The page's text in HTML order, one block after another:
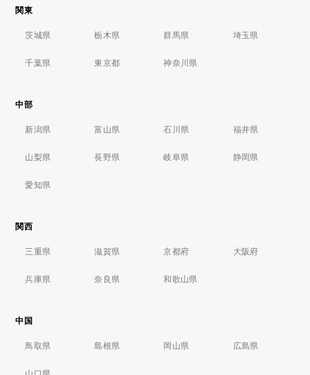
関東
茨城県 栃木県 群馬県 埼玉県
千葉県 東京都 神奈川県
中部
新潟県 富山県 石川県 福井県
山梨県 長野県 岐阜県 静岡県
愛知県
関西
三重県 滋賀県 京都府 大阪府
兵庫県 奈良県 和歌山県
中国
鳥取県 島根県 岡山県 広島県